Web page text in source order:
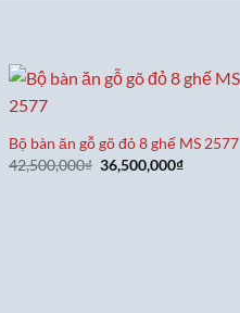
Bộ bàn ăn gỗ gõ đỏ 8 ghế MS 2577
42,500,000₫ Giá
gốc
36,500,000₫Giá